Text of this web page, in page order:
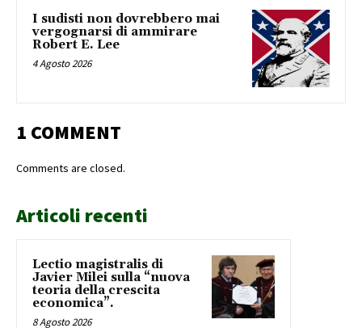
I sudisti non dovrebbero mai
vergognarsi di ammirare
Robert E. Lee
4 Agosto 2026
1 COMMENT
Comments are closed.
Articoli recenti
Lectio magistralis di
Javier Milei sulla “nuova
teoria della crescita
economica”.
8 Agosto 2026